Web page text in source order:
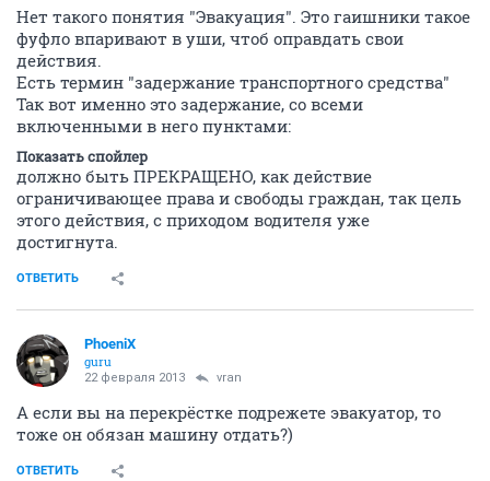
Нет такого понятия "Эвакуация". Это гаишники такое
фуфло впаривают в уши, чтоб оправдать свои
действия.
Есть термин "задержание транспортного средства"
Так вот именно это задержание, со всеми
включенными в него пунктами:
Показать спойлер
должно быть ПРЕКРАЩЕНО, как действие
ограничивающее права и свободы граждан, так цель
этого действия, с приходом водителя уже
достигнута.
ОТВЕТИТЬ
PhoeniX
guru
22 февраля 2013 vran
А если вы на перекрёстке подрежете эвакуатор, то
тоже он обязан машину отдать?)
ОТВЕТИТЬ